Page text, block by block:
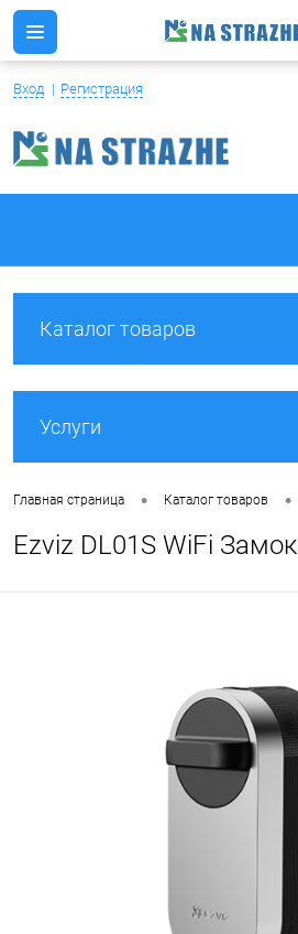
Вход Регистрация
Каталог товаров
Услуги
Главная страница • Каталог товаров •
Ezviz DL01S WiFi Замок